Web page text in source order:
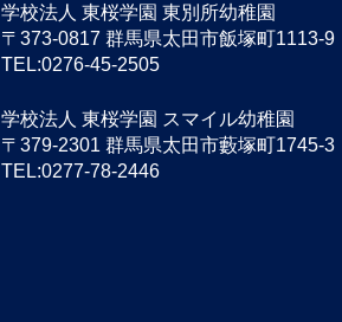
学校法人 東桜学園 東別所幼稚園
〒373-0817 群馬県太田市飯塚町1113-9
TEL:0276-45-2505
学校法人 東桜学園 スマイル幼稚園
〒379-2301 群馬県太田市藪塚町1745-3
TEL:0277-78-2446